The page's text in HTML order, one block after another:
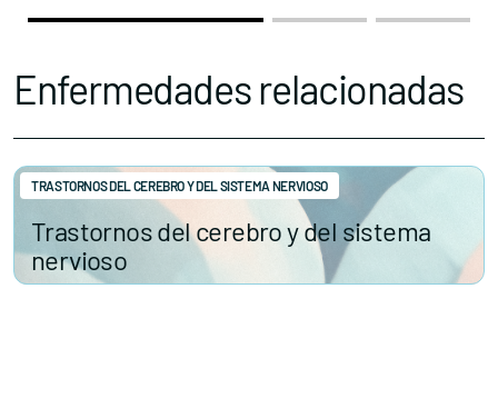
Enfermedades relacionadas
Trastornos del cerebro y del sistema
nervioso
TRASTORNOS DEL CEREBRO Y DEL SISTEMA NERVIOSO